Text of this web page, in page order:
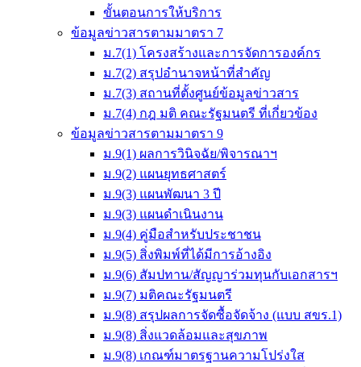
ขั้นตอนการให้บริการ
ข้อมูลข่าวสารตามมาตรา 7
ม.7(1) โครงสร้างและการจัดการองค์กร
ม.7(2) สรุปอำนาจหน้าที่สำคัญ
ม.7(3) สถานที่ตั้งศูนย์ข้อมูลข่าวสาร
ม.7(4) กฎ มติ คณะรัฐมนตรี ที่เกี่ยวข้อง
ข้อมูลข่าวสารตามมาตรา 9
ม.9(1) ผลการวินิจฉัย/พิจารณาฯ
ม.9(2) แผนยุทธศาสตร์
ม.9(3) แผนพัฒนา 3 ปี
ม.9(3) แผนดำเนินงาน
ม.9(4) คู่มือสำหรับประชาชน
ม.9(5) สิ่งพิมพ์ที่ได้มีการอ้างอิง
ม.9(6) สัมปทาน/สัญญาร่วมทุนกับเอกสารฯ
ม.9(7) มติคณะรัฐมนตรี
ม.9(8) สรุปผลการจัดซื้อจัดจ้าง (แบบ สขร.1)
ม.9(8) สิ่งแวดล้อมและสุขภาพ
ม.9(8) เกณฑ์มาตรฐานความโปร่งใส